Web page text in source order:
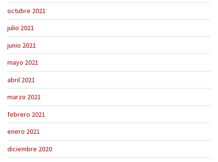
octubre 2021
julio 2021
junio 2021
mayo 2021
abril 2021
marzo 2021
febrero 2021
enero 2021
diciembre 2020